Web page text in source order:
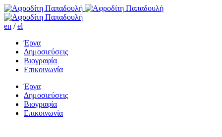
en /el
Έργα
Δημοσιεύσεις
Βιογραφία
Επικοινωνία
Έργα
Δημοσιεύσεις
Βιογραφία
Επικοινωνία